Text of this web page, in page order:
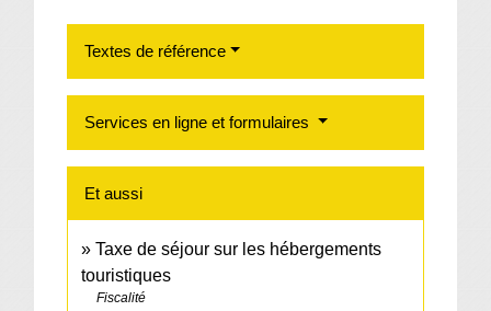
Textes de référence
Services en ligne et formulaires
Et aussi
Taxe de séjour sur les hébergements
touristiques
Fiscalité